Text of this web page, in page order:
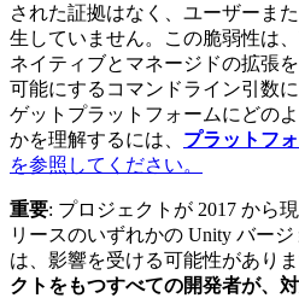
収益化
プレイヤーを適切なゲームに接
Unity で宣伝
Unity で収益化
活用事例
モバイルゲーム
Unity でモバイル向けヒット作を
インディーゲーム
少人数のチームで大規模なゲー
新機能
ブログ
更新情報、情報、技術的ヒント
お知らせ
ニュース、ストーリー、プレスセ
教育機関向けライセンス
Unityの力をあなたの機関に持ち
認定教材
Unityのマスタリーを証明する
された証拠はなく、ユーザーま
生していません。この脆弱性は
ネイティブとマネージドの拡張
可能にするコマンドライン引数
ゲットプラットフォームにどの
かを理解するには、 プラットフ
を参照してください。
重要: プロジェクトが 2017 から
リースのいずれかの Unity バー
は、影響を受ける可能性がありま
クトをもつすべての開発者が、